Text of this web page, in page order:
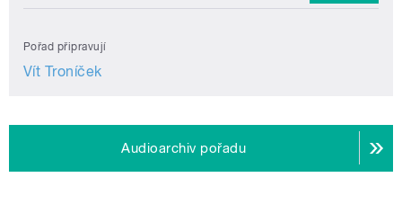
Pořad připravují
Vít Troníček
Audioarchiv pořadu